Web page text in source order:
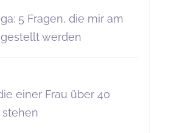
5 Fragen, die mir am
werden
einer Frau über 40